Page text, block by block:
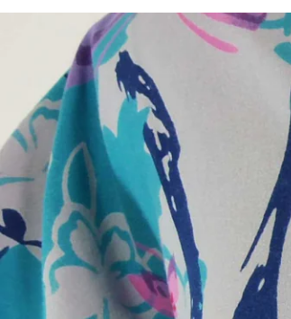
テ
す